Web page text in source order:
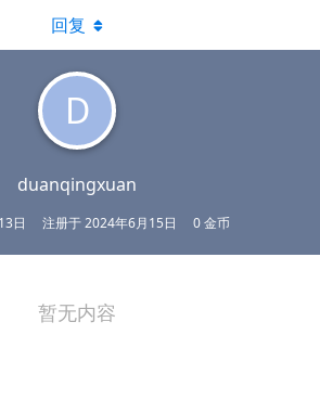
D
duanqingxuan
日 注册于2024年6月15日 0 金币
回复
暂无内容